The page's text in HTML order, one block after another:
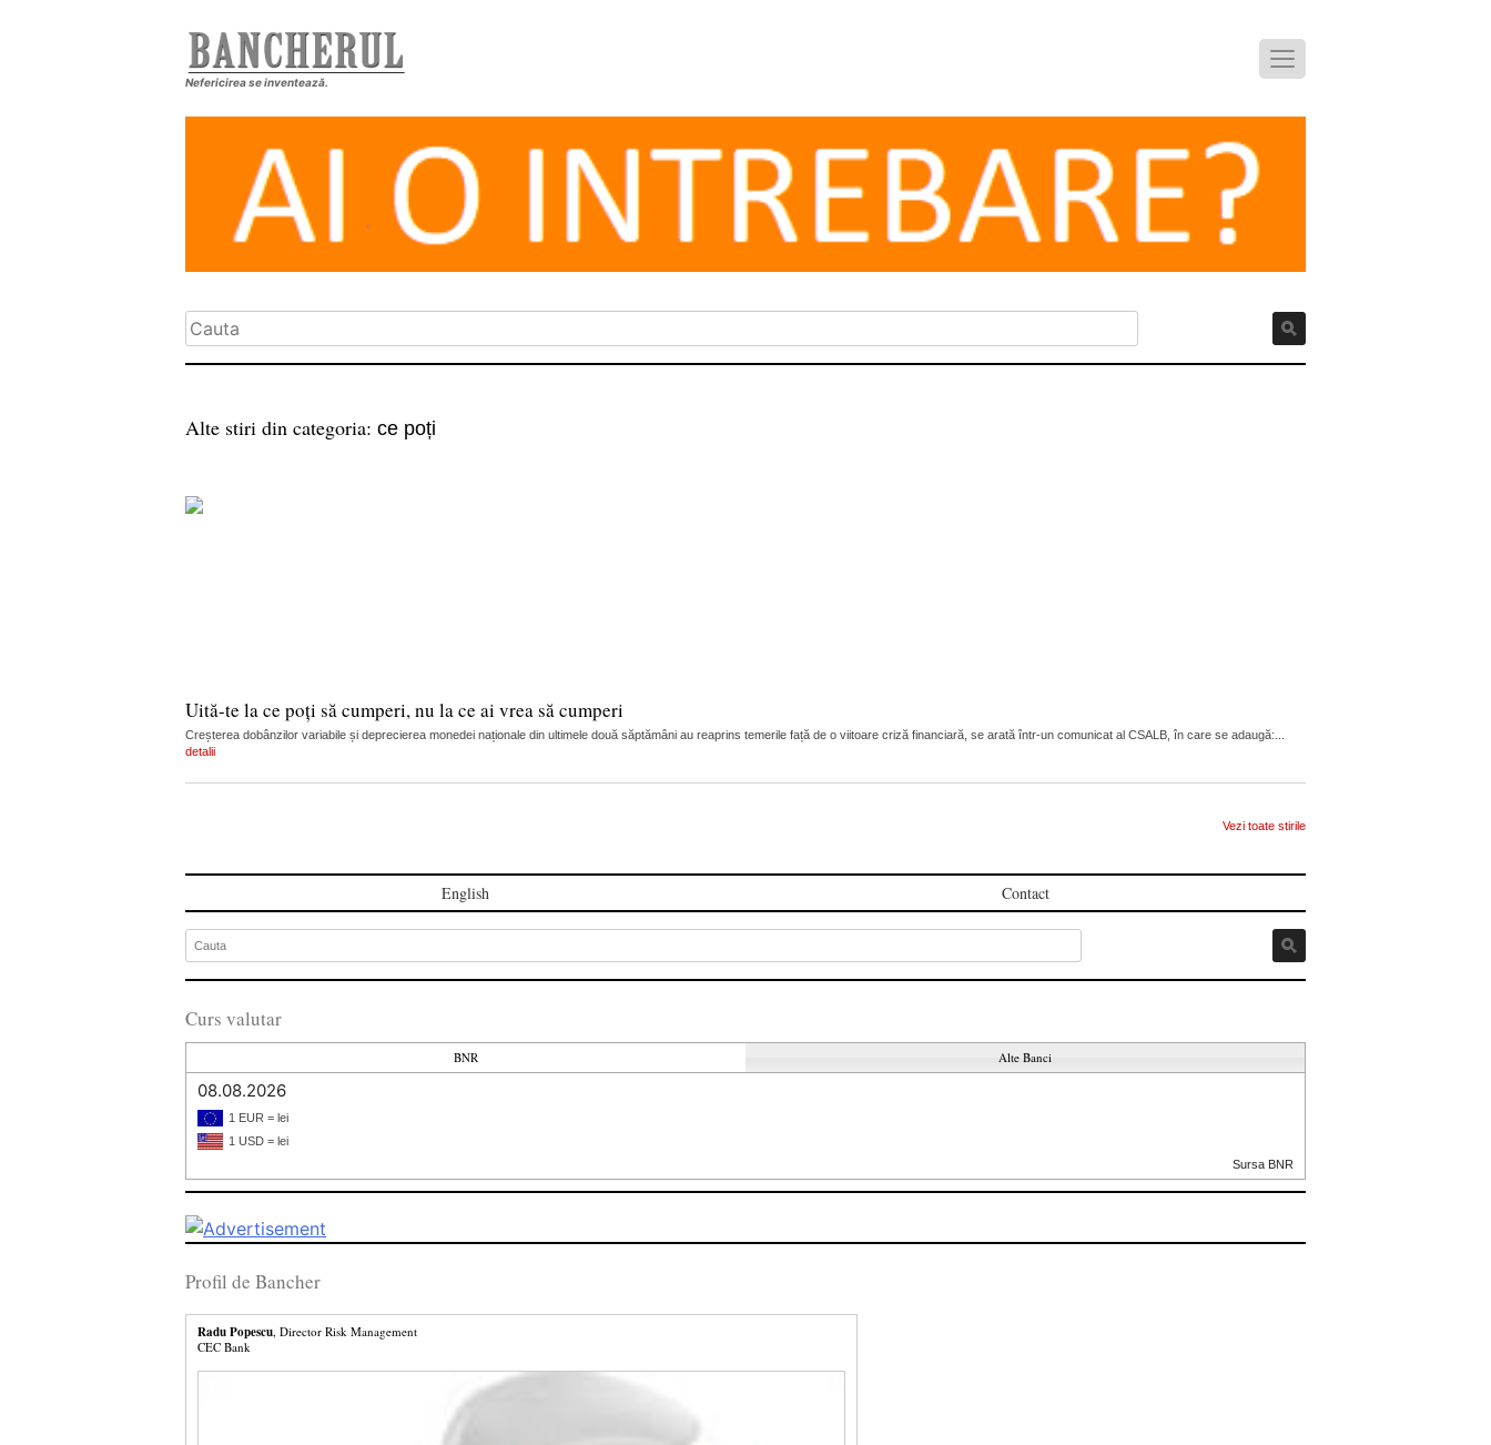
Nefericirea se inventează.
Alte stiri din categoria: ce poți
Uită-te la ce poți să cumperi, nu la ce ai vrea să cumperi
Creșterea dobânzilor variabile și deprecierea monedei naționale din ultimele două săptămâni au reaprins temerile față de o viitoare criză financiară, se arată într-un comunicat al CSALB, în care se adaugă:...
detalii
Vezi toate stirile
English Contact
Curs valutar
BNR Alte Banci
08.08.2026
1 EUR = lei
1 USD = lei
Sursa BNR
Profil de Bancher
Radu Popescu, Director Risk Management
CEC Bank